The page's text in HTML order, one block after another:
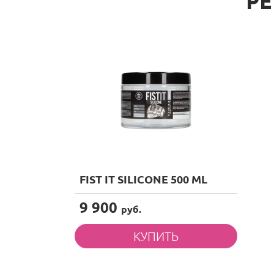
FIST IT SILICONE 500 ML
9 900 руб.